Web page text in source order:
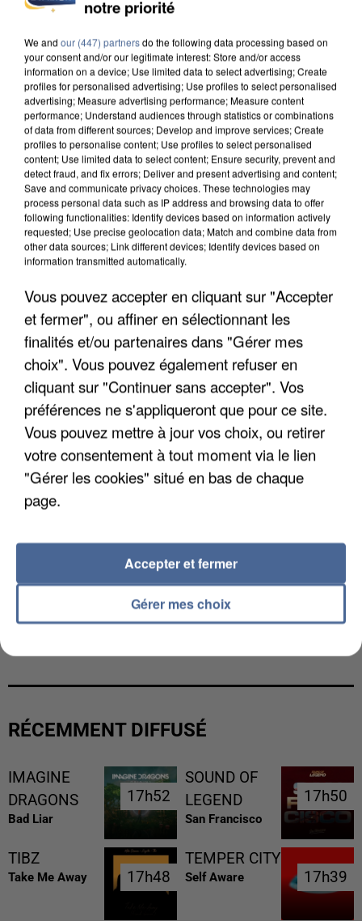
DE SOLIDARITÉ AVEC LES...
APRÈS TOUTES CES CANICULES, LES REFUGES
DE FAUNE SAUVAGE SONT...
L’UN DES FONDATEURS SUPPOSÉS DE LA DZ
RÉCEMMENT DIFFUSÉ
IMAGINE
DRAGONS
Bad Liar
17h52
17h52
SOUND OF
LEGEND
San Francisco
17h50
17h50
TIBZ
Take Me Away 17h48
17h48
TEMPER CITY
Self Aware 17h39
17h39
notre priorité
We and our (447) partnersdo the following data processing based on
your consent and/or our legitimate interest: Store and/or access
information on a device; Use limited data to select advertising; Create
profiles for personalised advertising; Use profiles to select personalised
advertising; Measure advertising performance; Measure content
performance; Understand audiences through statistics or combinations
of data from different sources; Develop and improve services; Create
profiles to personalise content; Use profiles to select personalised
content; Use limited data to select content; Ensure security, prevent and
detect fraud, and fix errors; Deliver and present advertising and content;
Save and communicate privacy choices. These technologies may
process personal data such as IP address and browsing data to offer
following functionalities: Identify devices based on information actively
requested; Use precise geolocation data; Match and combine data from
other data sources; Link different devices; Identify devices based on
information transmitted automatically.
Vous pouvez accepter en cliquant sur "Accepter
et fermer", ou affiner en sélectionnant les
finalités et/ou partenaires dans "Gérer mes
choix". Vous pouvez également refuser en
cliquant sur "Continuer sans accepter". Vos
préférences ne s'appliqueront que pour ce site.
Vous pouvez mettre à jour vos choix, ou retirer
votre consentement à tout moment via le lien
"Gérer les cookies" situé en bas de chaque
page.
Gérer mes choix
Accepter et fermer